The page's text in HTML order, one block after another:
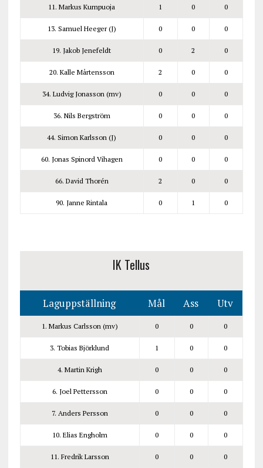
11. Markus Kumpuoja 1 0 0
13. Samuel Heeger (J) 0 0 0
19. Jakob Jenefeldt 0 2 0
20. Kalle Mårtensson 2 0 0
34. Ludvig Jonasson (mv) 0 0 0
36. Nils Bergström 0 0 0
44. Simon Karlsson (J) 0 0 0
60. Jonas Spinord Vihagen 0 0 0
66. David Thorén 2 0 0
90. Janne Rintala 0 1 0
IK Tellus
Laguppställning Mål Ass Utv
1. Markus Carlsson (mv) 0 0 0
3. Tobias Björklund 1 0 0
4. Martin Krigh 0 0 0
6. Joel Pettersson 0 0 0
7. Anders Persson 0 0 0
10. Elias Engholm 0 0 0
11. Fredrik Larsson 0 0 0